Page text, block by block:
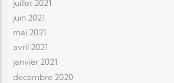
juillet 2021
juin 2021
mai 2021
avril 2021
janvier 2021
décembre 2020